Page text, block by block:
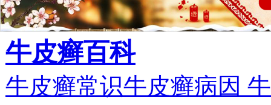
牛皮癣百科
牛皮癣常识牛皮癣病因